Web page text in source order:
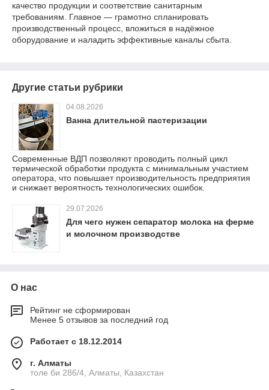
качество продукции и соответствие санитарным
требованиям. Главное — грамотно спланировать
производственный процесс, вложиться в надёжное
оборудование и наладить эффективные каналы сбыта.
Другие статьи рубрики
04.08.2026
Ванна длительной пастеризации
Современные ВДП позволяют проводить полный цикл
термической обработки продукта с минимальным участием
оператора, что повышает производительность предприятия
и снижает вероятность технологических ошибок.
29.07.2026
Для чего нужен сепаратор молока на ферме
и молочном производстве
О нас
Рейтинг не сформирован
Менее 5 отзывов за последний год
Работает с 18.12.2014
г. Алматы
толе би 286/4, Алматы, Казахстан